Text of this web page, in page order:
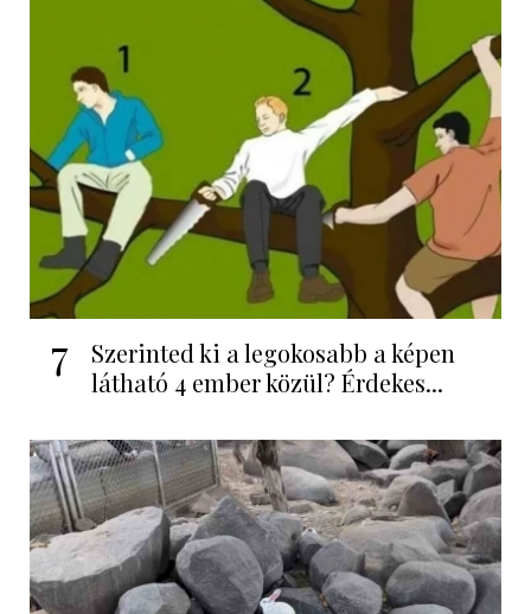
7
Szerinted ki a legokosabb a képen
látható 4 ember közül? Érdekes...